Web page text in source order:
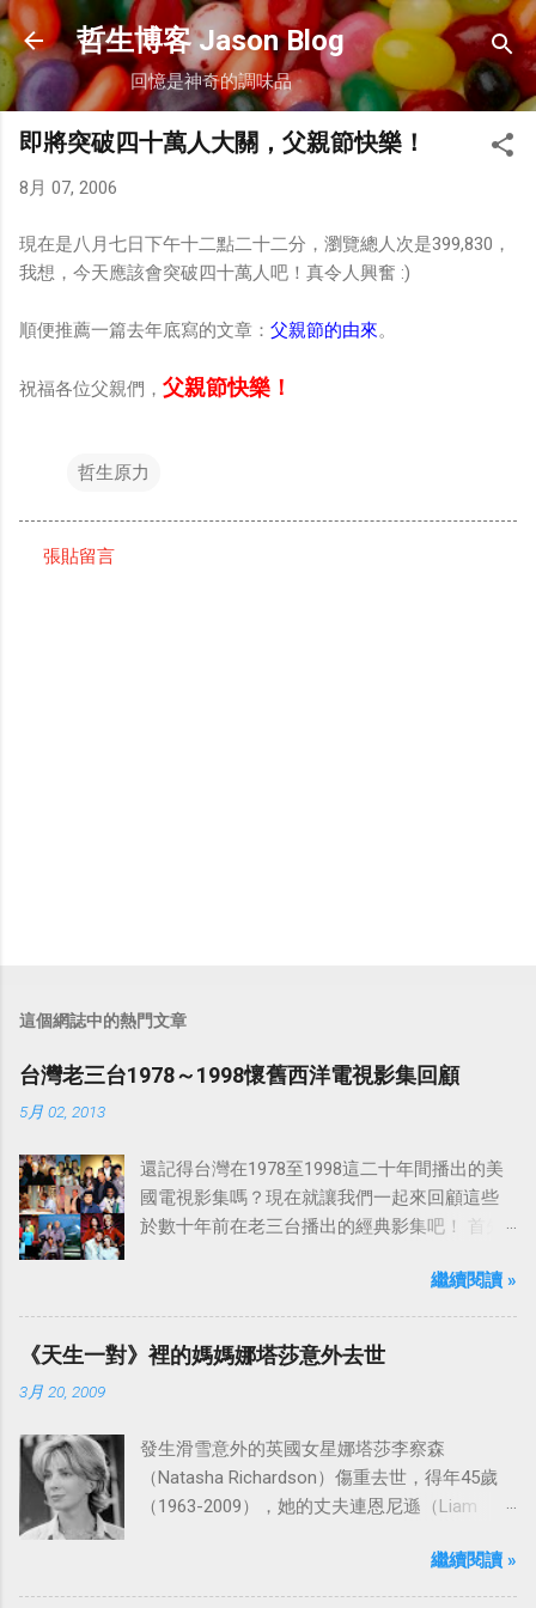
跳到主要內容
哲生博客 Jason Blog
回憶是神奇的調味品
即將突破四十萬人大關，父親節快樂！
8月 07, 2006
現在是八月七日下午十二點二十二分，瀏覽總人次是399,830，
我想，今天應該會突破四十萬人吧！真令人興奮 :)
順便推薦一篇去年底寫的文章： 父親節的由來。
祝福各位父親們， 父親節快樂！
哲生原力
張貼留言
這個網誌中的熱門文章
台灣老三台1978～1998懷舊西洋電視影集回顧
5月 02, 2013
還記得台灣在1978至1998這二十年間播出的美
國電視影集嗎？現在就讓我們一起來回顧這些
於數十年前在老三台播出的經典影集吧！ 首先
「愛之船」（The Love Boat），這部影集最早
是在1977年9月24日至1986年5月24日於美國
ABC頻道首播，共播出了249集。 令人懷念的愛
之船旋律：
繼續閱讀 »
《天生一對》裡的媽媽娜塔莎意外去世
3月 20, 2009
發生滑雪意外的英國女星娜塔莎李察森
（Natasha Richardson）傷重去世，得年45歲
（1963-2009），她的丈夫連恩尼遜（Liam
到傷心，希望外界給他們空間撫平傷痛。繼續閱讀 »